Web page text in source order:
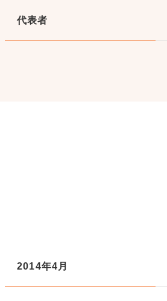
代表者
2014年4月